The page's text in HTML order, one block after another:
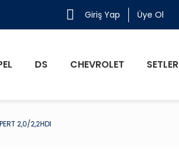
Giriş Yap Üye Ol
DS CHEVROLET SETLER
2,0/2,2HDI